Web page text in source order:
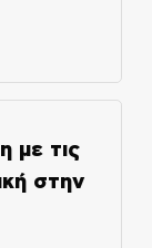
με τις
στην